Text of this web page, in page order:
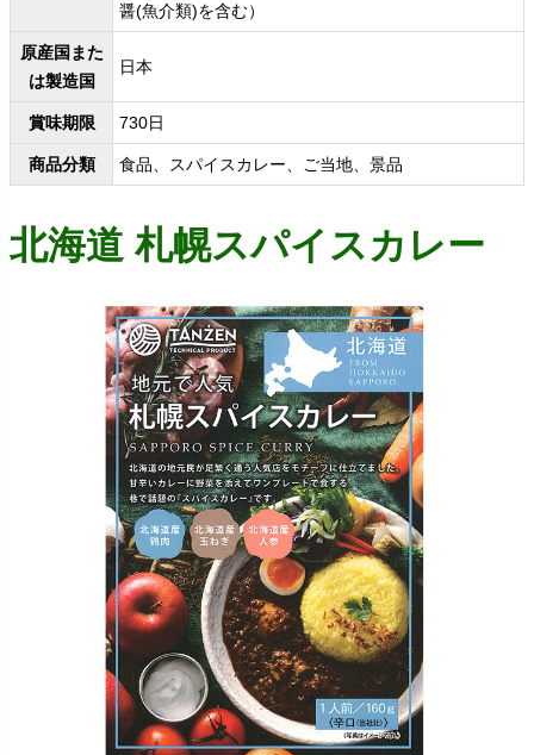
醤(魚介類)を含む）
原産国また
は製造国
日本
賞味期限 730日
商品分類 食品、スパイスカレー、ご当地、景品
北海道 札幌スパイスカレー